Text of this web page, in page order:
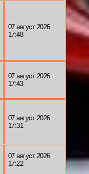
07 август 2026
17:48
07 август 2026
17:43
07 август 2026
17:31
07 август 2026
17:22